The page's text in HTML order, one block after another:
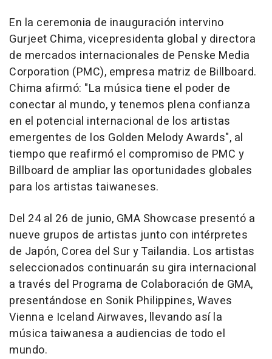
En la ceremonia de inauguración intervino
Gurjeet Chima, vicepresidenta global y directora
de mercados internacionales de Penske Media
Corporation (PMC), empresa matriz de Billboard.
Chima afirmó: "La música tiene el poder de
conectar al mundo, y tenemos plena confianza
en el potencial internacional de los artistas
emergentes de los Golden Melody Awards", al
tiempo que reafirmó el compromiso de PMC y
Billboard de ampliar las oportunidades globales
para los artistas taiwaneses.
Del 24 al 26 de junio, GMA Showcase presentó a
nueve grupos de artistas junto con intérpretes
de Japón, Corea del Sur y Tailandia. Los artistas
seleccionados continuarán su gira internacional
a través del Programa de Colaboración de GMA,
presentándose en Sonik Philippines, Waves
Vienna e Iceland Airwaves, llevando así la
música taiwanesa a audiencias de todo el
mundo.